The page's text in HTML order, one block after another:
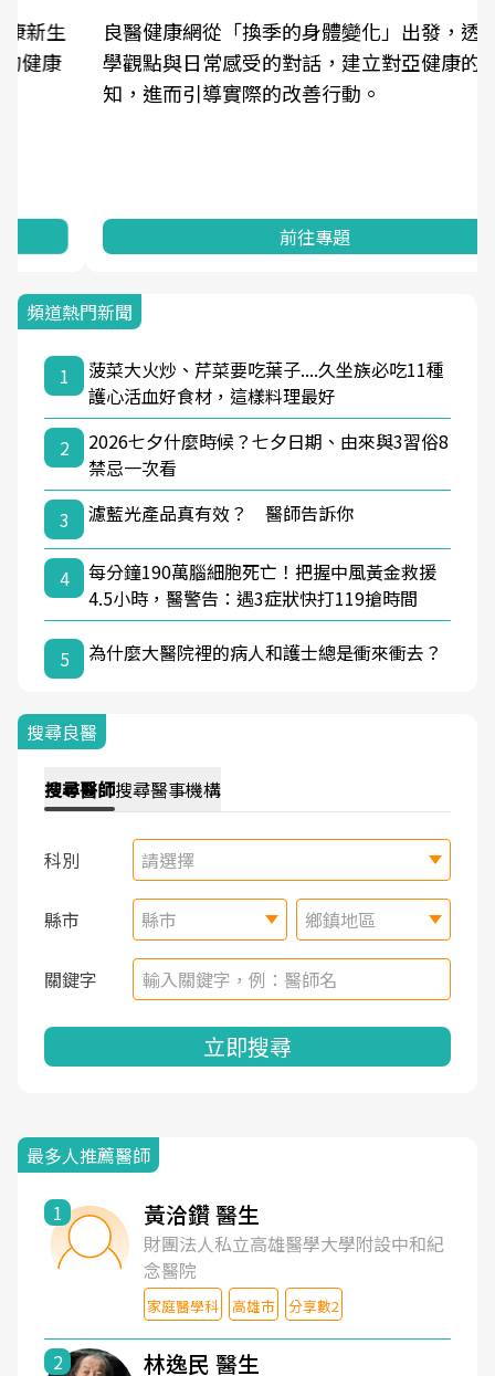
良醫健康網從「換季的身體變化」出發，透過醫
學觀點與日常感受的對話，建立對亞健康的認
知，進而引導實際的改善行動。
前往專題
頻道熱門新聞
1
菠菜大火炒、芹菜要吃葉子....久坐族必吃11種
護心活血好食材，這樣料理最好
2
2026七夕什麼時候？七夕日期、由來與3習俗8
禁忌一次看
3
濾藍光產品真有效？ 醫師告訴你
4
每分鐘190萬腦細胞死亡！把握中風黃金救援
4.5小時，醫警告：遇3症狀快打119搶時間
5 為什麼大醫院裡的病人和護士總是衝來衝去？
搜尋良醫
搜尋醫師搜尋醫事機構
科別 請選擇
縣市 縣市 鄉鎮地區
關鍵字
立即搜尋
最多人推薦醫師
1 黃洽鑽 醫生
財團法人私立高雄醫學大學附設中和紀
念醫院
家庭醫學科 高雄市 分享數2
2 林逸民 醫生